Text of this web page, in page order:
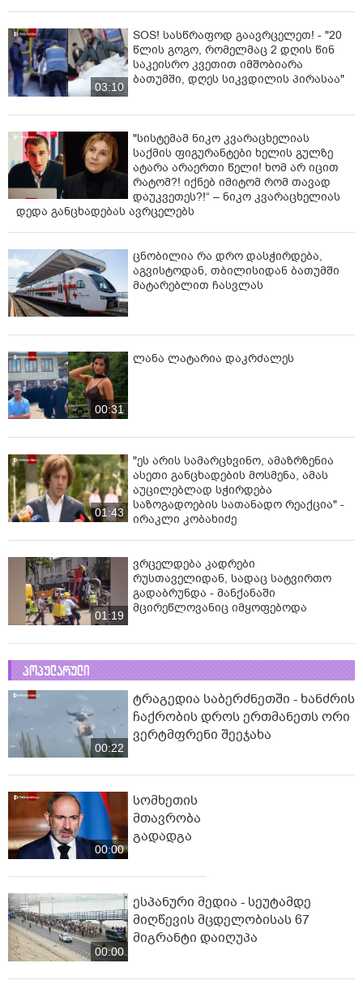
03:10
SOS! სასწრაფოდ გაავრცელეთ! - "20
წლის გოგო, რომელმაც 2 დღის წინ
საკეისრო კვეთით იმშობიარა
ბათუმში, დღეს სიკვდილის პირასაა"
"სისტემამ ნიკო კვარაცხელიას
საქმის ფიგურანტები ხელის გულზე
ატარა არაერთი წელი! ხომ არ იცით
რატომ?! იქნებ იმიტომ რომ თავად
დაუკვეთეს?!“ – ნიკო კვარაცხელიას
დედა განცხადებას ავრცელებს
ცნობილია რა დრო დასჭირდება,
აგვისტოდან, თბილისიდან ბათუმში
მატარებლით ჩასვლას
00:31
ლანა ლატარია დაკრძალეს
01:43
"ეს არის სამარცხვინო, ამაზრზენია
ასეთი განცხადების მოსმენა, ამას
აუცილებლად სჭირდება
საზოგადოების სათანადო რეაქცია" -
ირაკლი კობახიძე
01:19
ვრცელდება კადრები
რუსთაველიდან, სადაც სატვირთო
გადაბრუნდა - მანქანაში
მცირეწლოვანიც იმყოფებოდა
პოპულარული
00:22
ტრაგედია საბერძნეთში - ხანძრის
ჩაქრობის დროს ერთმანეთს ორი
ვერტმფრენი შეეჯახა
00:00
სომხეთის
მთავრობა
გადადგა
00:00
ესპანური მედია - სეუტამდე
მიღწევის მცდელობისას 67
მიგრანტი დაიღუპა